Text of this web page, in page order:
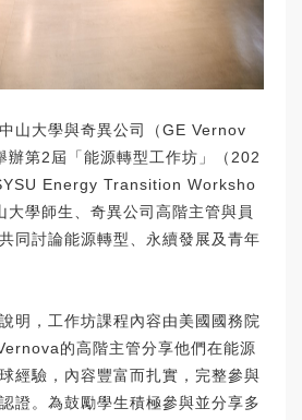
山大學與奇異公司（GE Vernov
辦第2屆「能源轉型工作坊」（202
Energy Transition Worksho
大學師生、奇異公司高階主管與員
同討論能源轉型、永續發展及青年
明，工作坊課程內容由美國國務院
的高階主管分享他們在能源
經驗，內容豐富而扎實，完整參與
證。為鼓勵學生積極參與並分享多